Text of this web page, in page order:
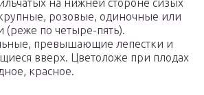
на нижней стороне сизых
розовые, одиночные или
(реже по четыре-пять).
превышающие лепестки и
вверх. Цветоложе при плодах
красное.